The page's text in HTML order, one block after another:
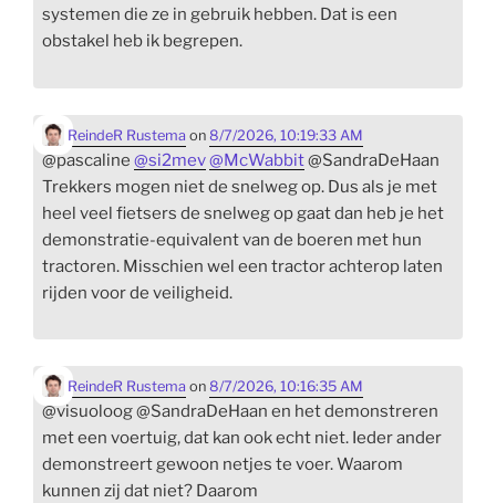
systemen die ze in gebruik hebben. Dat is een
obstakel heb ik begrepen.
ReindeR Rustema on 8/7/2026, 10:19:33 AM
@pascaline @si2mev@McWabbit@SandraDeHaan
Trekkers mogen niet de snelweg op. Dus als je met
heel veel fietsers de snelweg op gaat dan heb je het
demonstratie-equivalent van de boeren met hun
tractoren. Misschien wel een tractor achterop laten
rijden voor de veiligheid.
ReindeR Rustema on 8/7/2026, 10:16:35 AM
@visuoloog @SandraDeHaan en het demonstreren
met een voertuig, dat kan ook echt niet. Ieder ander
demonstreert gewoon netjes te voer. Waarom
kunnen zij dat niet? Daarom